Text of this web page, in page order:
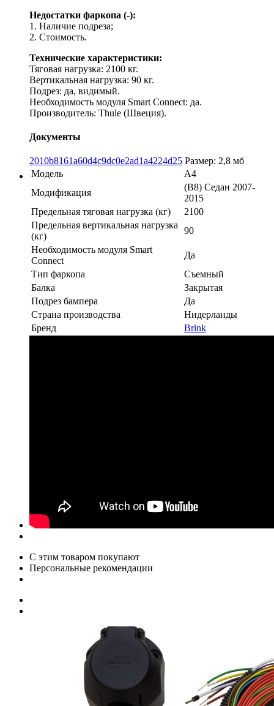
Недостатки фаркопа (-):
1. Наличие подреза;
2. Стоимость.
Технические характеристики:
Тяговая нагрузка: 2100 кг.
Вертикальная нагрузка: 90 кг.
Подрез: да, видимый.
Необходимость модуля Smart Connect: да.
Производитель: Thule (Швеция).
Документы
2010b8161a60d4c9dc0e2ad1a4224d25 Размер: 2,8 мб
Модель
A4
Модификация
(B8) Седан 2007-
2015
Предельная тяговая нагрузка (кг)
2100
Предельная вертикальная нагрузка
(кг)
90
Необходимость модуля Smart
Connect
Да
Тип фаркопа
Съемный
Балка
Закрытая
Подрез бампера
Да
Страна производства
Нидерланды
Бренд
Brink
С этим товаром покупают
Персональные рекомендации